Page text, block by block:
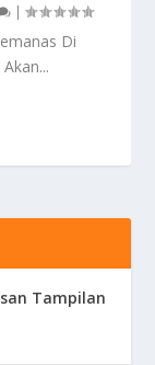
|
Di
Tampilan